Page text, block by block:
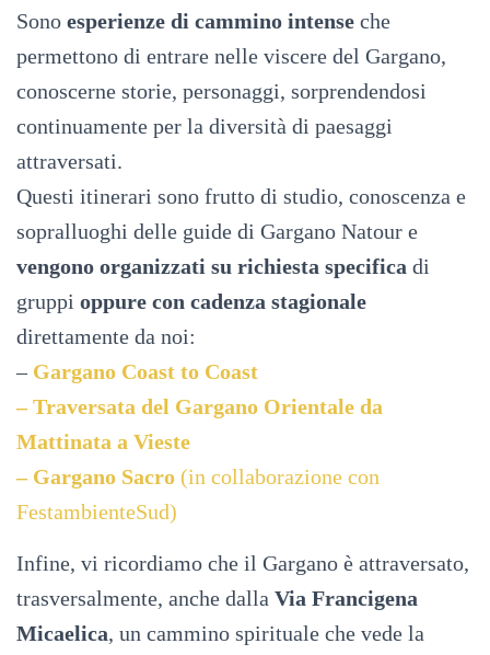
Sono esperienze di cammino intense che
permettono di entrare nelle viscere del Gargano,
conoscerne storie, personaggi, sorprendendosi
continuamente per la diversità di paesaggi
attraversati.
Questi itinerari sono frutto di studio, conoscenza e
sopralluoghi delle guide di Gargano Natour e
vengono organizzati su richiesta specifica di
gruppi oppure con cadenza stagionale
direttamente da noi:
– Gargano Coast to Coast
– Traversata del Gargano Orientale da
Mattinata a Vieste
– Gargano Sacro (in collaborazione con
FestambienteSud)
Infine, vi ricordiamo che il Gargano è attraversato,
trasversalmente, anche dalla Via Francigena
Micaelica, un cammino spirituale che vede la